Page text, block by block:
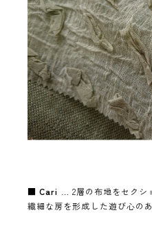
■Cari … 2層の布地をセクシ
繊細な房を形成した遊び心の